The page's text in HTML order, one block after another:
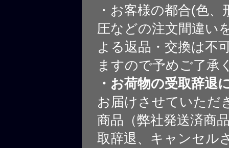
・お客様の都合(色、
圧などの注文間違い
よる返品・交換は不
ますので予めご了承
・お荷物の受取辞退
お届けさせていただ
商品（弊社発送済商
取辞退、キャンセル